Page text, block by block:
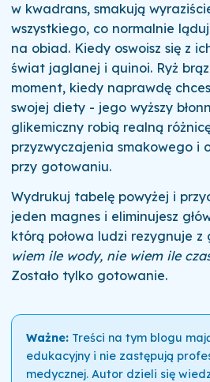
w kwadrans, smakują
wszystkiego, co normalnie
na obiad. Kiedy oswoisz się z
świat jaglanej i quinoi. Ryż
moment, kiedy naprawdę
swojej diety - jego wyższy
glikemiczny robią realną
przyzwyczajenia smakowego i
przy gotowaniu.
Wydrukuj tabelę powyżej i
jeden magnes i eliminujesz
którą połowa ludzi rezygnuje z
wiem ile wody, nie wiem ile
Zostało tylko gotowanie.
Ważne:Treści na tym blogu
edukacyjny i nie zastępują
medycznej. Autor dzieli się